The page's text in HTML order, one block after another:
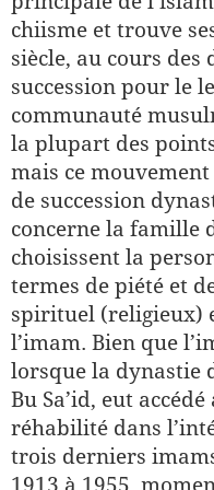
chiisme et trouve
siècle, au cours des
succession pour le
communauté
la plupart des
mais ce
de succession
concerne la famille
choisissent la
termes de piété et
spirituel (religieux)
l’imam. Bien que
lorsque la dynastie
Bu Sa’id, eut
réhabilité dans
trois derniers
1913 à 1955,